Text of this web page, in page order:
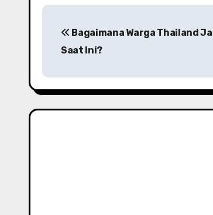
P
t
n
Bagaimana Warga Thailand
Saat Ini?